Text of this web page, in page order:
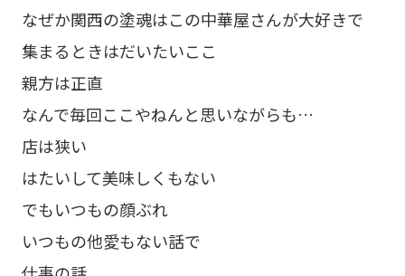
なぜか関西の塗魂はこの中華屋さんが大好きで
集まるときはだいたいここ
親方は正直
なんで毎回ここやねんと思いながらも…
店は狭い
はたいして美味しくもない
でもいつもの顔ぶれ
いつもの他愛もない話で